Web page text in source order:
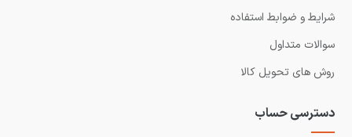
شرایط و ضوابط استفاده
سوالات متداول
روش های تحویل کالا
دسترسی حساب